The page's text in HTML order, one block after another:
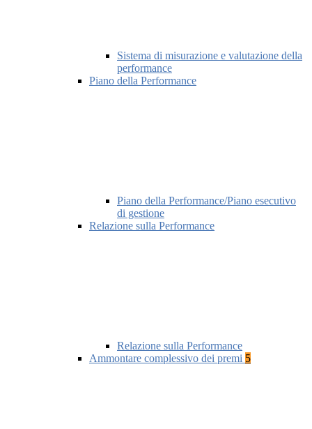
Sistema di misurazione e valutazione della
performance
Piano della Performance
Piano della Performance/Piano esecutivo
di gestione
Relazione sulla Performance
Relazione sulla Performance
Ammontare complessivo dei premi 5